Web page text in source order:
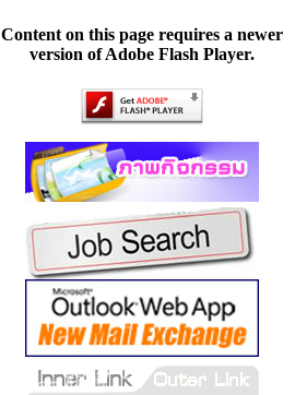
Content on this page requires a newer
version of Adobe Flash Player.